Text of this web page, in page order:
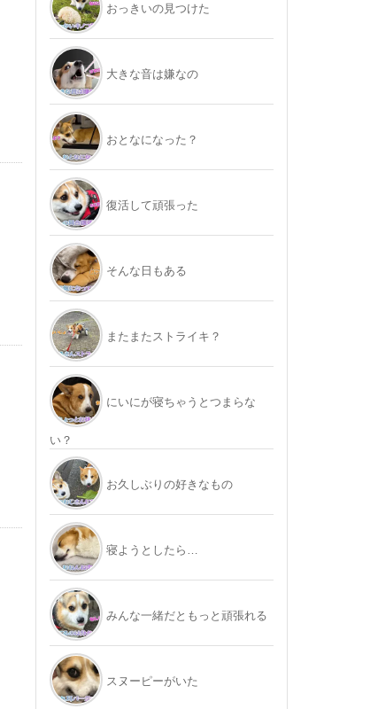
おっきいの見つけた
大きな音は嫌なの
おとなになった？
復活して頑張った
そんな日もある
またまたストライキ？
にいにが寝ちゃうとつまらな
い？
お久しぶりの好きなもの
寝ようとしたら…
みんな一緒だともっと頑張れる
スヌーピーがいた